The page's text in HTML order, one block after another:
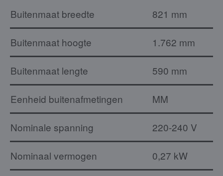
Buitenmaat breedte 821 mm
Buitenmaat hoogte 1.762 mm
Buitenmaat lengte 590 mm
Eenheid buitenafmetingen MM
Nominale spanning 220-240 V
Nominaal vermogen 0,27 kW